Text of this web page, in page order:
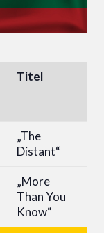
Titel
„The
Distant“
„More
Than You
Know“